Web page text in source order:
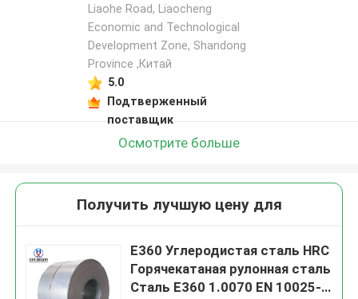
Liaohe Road, Liaocheng
Economic and Technological
Development Zone, Shandong
Province ,Китай
5.0
Подтверженный
поставщик
Осмотрите больше
Получить лучшую цену для
E360 Углеродистая сталь HRC
Горячекатаная рулонная сталь
Сталь E360 1.0070 EN 10025-